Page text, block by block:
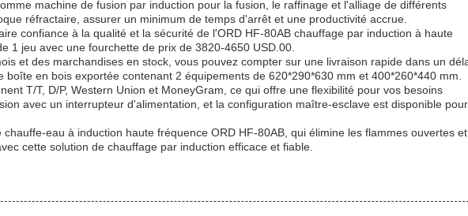
machine de fusion par induction pour la fusion, le raffinage et l'alliage de différents
réfractaire, assurer un minimum de temps d'arrêt et une productivité accrue.
confiance à la qualité et la sécurité de l'ORD HF-80AB chauffage par induction à haute
1 jeu avec une fourchette de prix de 3820-4650 USD.00.
et des marchandises en stock, vous pouvez compter sur une livraison rapide dans un
en bois exportée contenant 2 équipements de 620*290*630 mm et 400*260*440 mm.
T/T, D/P, Western Union et MoneyGram, ce qui offre une flexibilité pour vos besoins
avec un interrupteur d'alimentation, et la configuration maître-esclave est disponible
eau à induction haute fréquence ORD HF-80AB, qui élimine les flammes ouvertes et
cette solution de chauffage par induction efficace et fiable.